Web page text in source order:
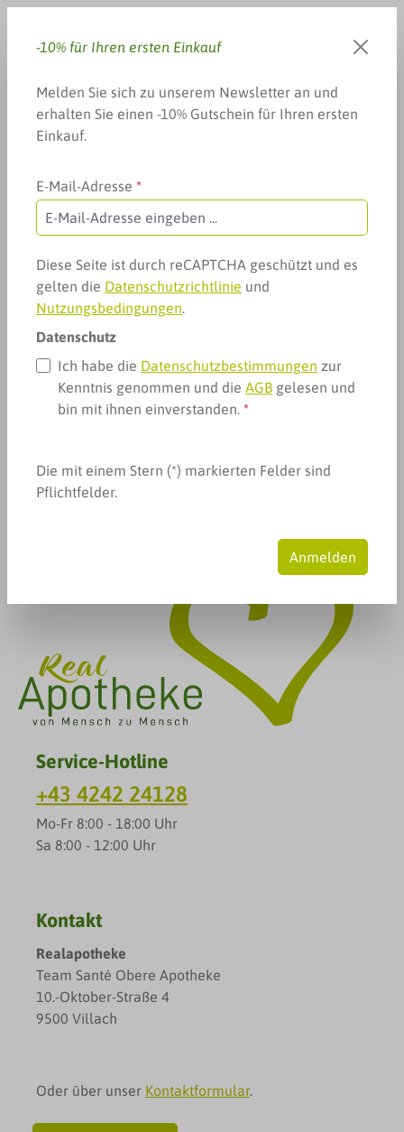
Du hast 0 Produkte auf dem
Warenkorb
Weitere Kategorien
Produkte für Kleintiere
Aquarium und Fische
Aquarium und Fische
Produkte filtern
Keine Produkte gefunden.
Service-Hotline
+43 4242 24128
Mo-Fr 8:00 - 18:00 Uhr
Sa 8:00 - 12:00 Uhr
Kontakt
Realapotheke
Team Santé Obere Apotheke
10.-Oktober-Straße 4
9500 Villach
Oder über unser Kontaktformular.
-10% für Ihren ersten Einkauf
Melden Sie sich zu unserem Newsletter an und
erhalten Sie einen -10% Gutschein für Ihren ersten
Einkauf.
E-Mail-Adresse *
Diese Seite ist durch reCAPTCHA geschützt und es
gelten die Datenschutzrichtlinie und
Nutzungsbedingungen.
Datenschutz
Ich habe die Datenschutzbestimmungen zur
Kenntnis genommen und die AGB gelesen und
bin mit ihnen einverstanden. *
Die mit einem Stern (*) markierten Felder sind
Pflichtfelder.
Anmelden